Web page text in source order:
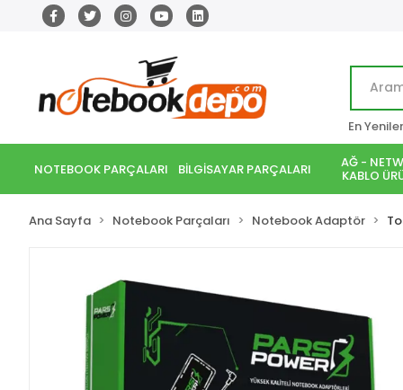
En Yeniler
NOTEBOOK PARÇALARI BİLGİSAYAR PARÇALARI AĞ -
KABLO
Ana Sayfa Notebook Parçaları Notebook Adaptör